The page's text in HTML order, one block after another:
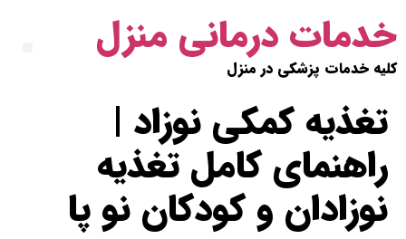
خدمات درمانی منزل
کلیه خدمات پزشکی در منزل
تغذیه کمکی نوزاد |
راهنمای کامل تغذیه
نوزادان و کودکان نو پا